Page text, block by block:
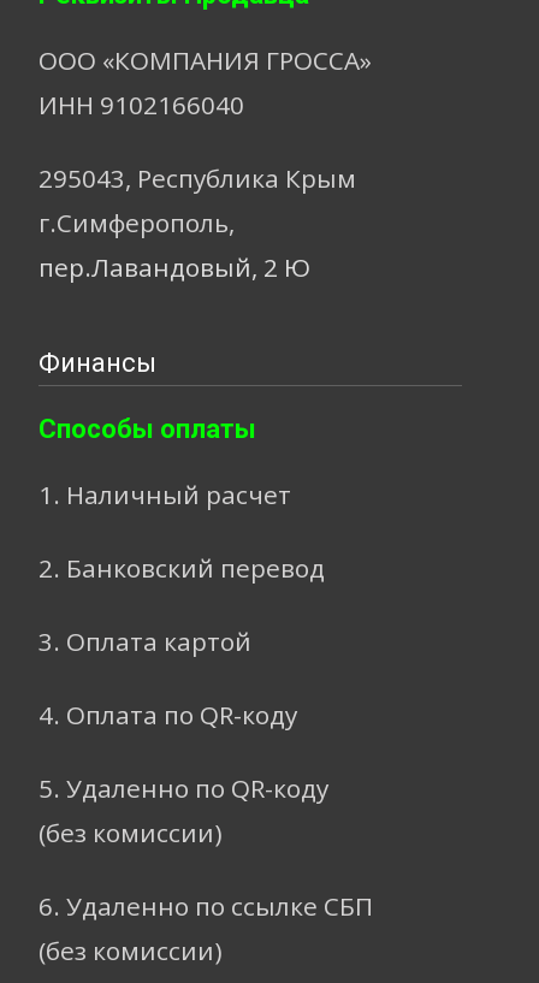
ООО «КОМПАНИЯ ГРОССА»
ИНН 9102166040
295043, Республика Крым
г.Симферополь,
пер.Лавандовый, 2 Ю
Финансы
Способы оплаты
1. Наличный расчет
2. Банковский перевод
3. Оплата картой
4. Оплата по QR-коду
5. Удаленно по QR-коду
(без комиссии)
6. Удаленно по ссылке СБП
(без комиссии)